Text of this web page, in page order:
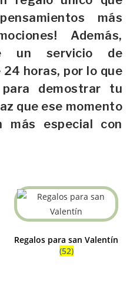
más
Además,
un servicio de
horas, por lo que
demostrar tu
que ese momento
más especial con
Regalos para san Valentín
(52)